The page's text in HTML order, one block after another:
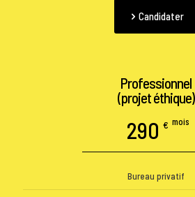
Candidater
Professionnel
(projet éthique)
290 € mois
Bureau privatif